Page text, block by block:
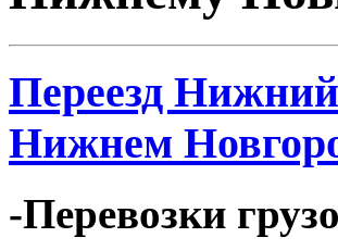
Переезд Нижний
Нижнем
-Перевозки